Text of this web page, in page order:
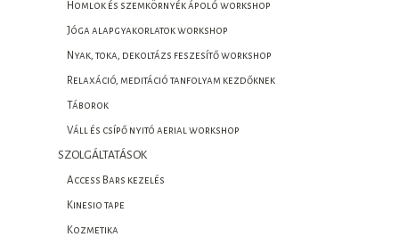
Homlok és szemkörnyék ápoló workshop
Jóga alapgyakorlatok workshop
Nyak, toka, dekoltázs feszesítő workshop
Relaxáció, meditáció tanfolyam kezdőknek
Táborok
Váll és csípő nyitó aerial workshop
SZOLGÁLTATÁSOK
Access Bars kezelés
Kinesio tape
Kozmetika